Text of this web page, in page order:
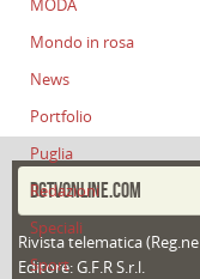
MODA
Mondo in rosa
News
Portfolio
Puglia
Redazioni
Speciali
Sport
DGTVONLINE.COM
Rivista telematica
Editore: G.F.R S.r.l.